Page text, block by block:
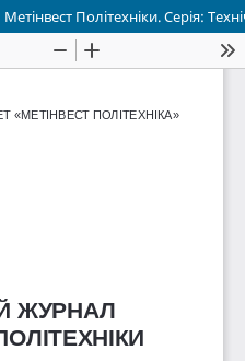
Політехніки. Серія: